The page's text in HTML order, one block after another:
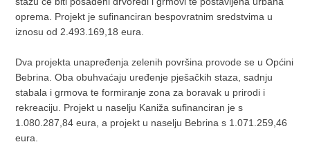
oprema. Projekt je sufinanciran bespovratnim sredstvima u
iznosu od 2.493.169,18 eura.
Dva projekta unapređenja zelenih površina provode se u Općini
Bebrina. Oba obuhvaćaju uređenje pješačkih staza, sadnju
stabala i grmova te formiranje zona za boravak u prirodi i
rekreaciju. Projekt u naselju Kaniža sufinanciran je s
1.080.287,84 eura, a projekt u naselju Bebrina s 1.071.259,46
eura.